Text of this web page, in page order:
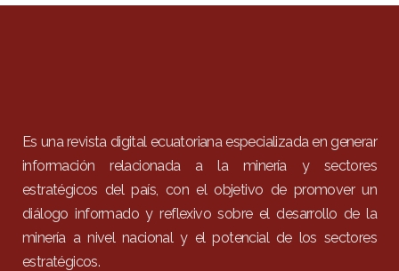
Es una revista digital ecuatoriana especializada en generar
información relacionada a la minería y sectores
estratégicos del país, con el objetivo de promover un
diálogo informado y reflexivo sobre el desarrollo de la
minería a nivel nacional y el potencial de los sectores
estratégicos.